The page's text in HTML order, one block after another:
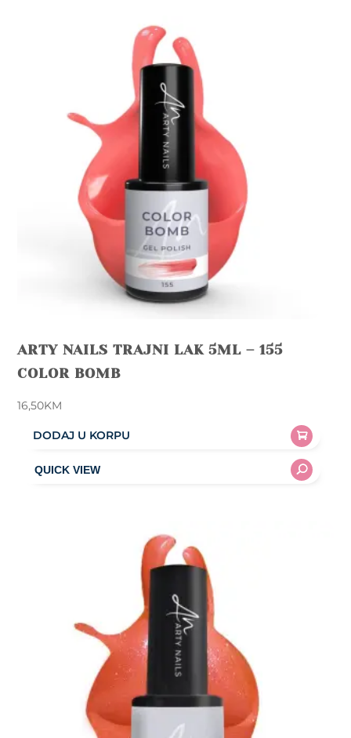
ARTY NAILS TRAJNI LAK 5ML – 155
COLOR BOMB
16,50KM
DODAJ U KORPU